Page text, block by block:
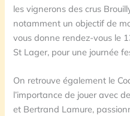
les vignerons des crus
notamment un objectif de
vous donne rendez-vous le
St Lager, pour une journée
On retrouve également le
l’importance de jouer avec
et Bertrand Lamure,